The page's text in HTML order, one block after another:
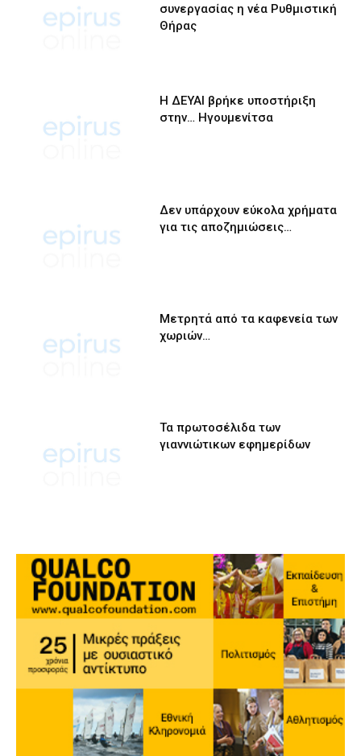
συνεργασίας η νέα Ρυθμιστική
Θήρας
Η ΔΕΥΑΙ βρήκε υποστήριξη
στην… Ηγουμενίτσα
Δεν υπάρχουν εύκολα χρήματα
για τις αποζημιώσεις…
Μετρητά από τα καφενεία των
χωριών…
Τα πρωτοσέλιδα των
γιαννιώτικων εφημερίδων